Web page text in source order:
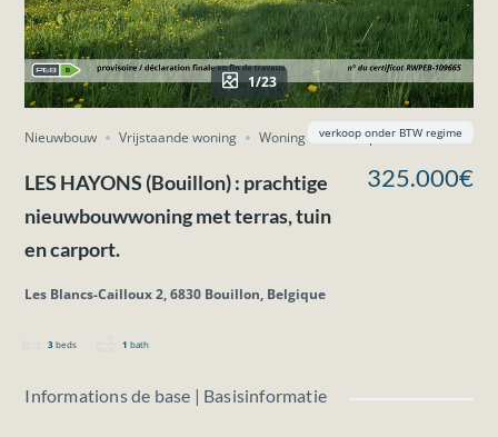
1/23
Nieuwbouw Vrijstaande woning Woning Te koop
LES HAYONS (Bouillon) : prachtige
nieuwbouwwoning met terras, tuin
en carport.
Les Blancs-Cailloux 2, 6830 Bouillon, Belgique
3 beds 1 bath
325.000€
verkoop onder BTW regime
Informations de base | Basisinformatie